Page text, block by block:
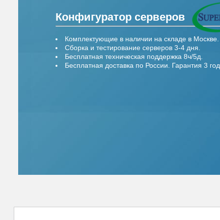
Конфигуратор серверов
Комплектующие в наличии на складе в Москве.
Сборка и тестирование серверов 3-4 дня.
Бесплатная техническая поддержка 8ч/5д.
Бесплатная доставка по России. Гарантия 3